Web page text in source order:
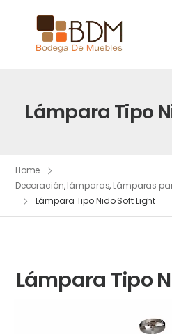
Lámpara Tipo
Home
Decoración,lámparas, Lámparas
Lámpara Tipo Nido Soft Light
Lámpara Tipo